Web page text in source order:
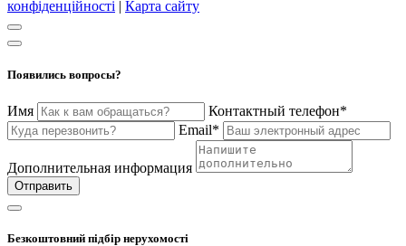
конфіденційності | Карта сайту
Появились вопросы?
Имя
Контактный телефон*
Email*
Дополнительная информация
Отправить
Безкоштовний підбір нерухомості